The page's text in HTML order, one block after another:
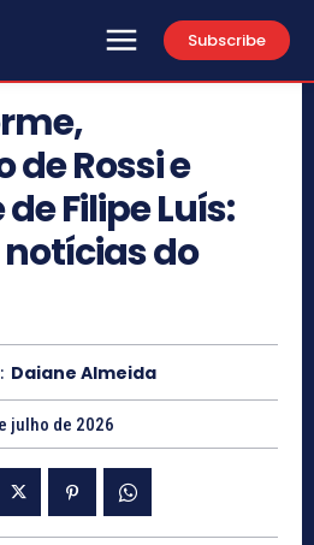
Subscribe
Rossi e
Filipe Luís:
do
Daiane Almeida
julho de 2026